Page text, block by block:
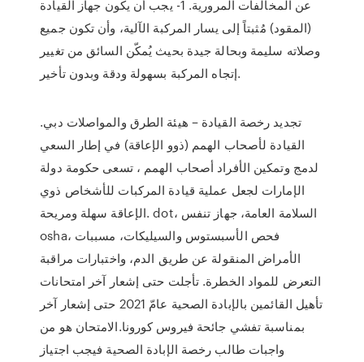
عن المخالفات المرورية. 1- يجب أن يكون جهاز القيادة
(المقود) مُثبتاً إلى يسار المركبة الآلية، وأن تكون جميع
وصلاته سليمة وبحالة جيدة بحيث يُمكّن السائق من تغيير
إتجاه المركبة بسهولة ودقة وبدون تأخير.
تجديد رخصة القيادة – هيئة الطرق والمواصلات دبي.
القيادة لأصحاب الهمم (ذوو الإعاقة) في إطار السعي
لدمج وتمكين الأفراد أصحاب الهمم ، تسعى حكومة دولة
الإمارات لجعل عملية قيادة المركبات للأشخاص ذوي
الإعاقة سهلة ومريحة. dot، السلامة العامة، جهاز تنفس
osha، فحص الأسبستوس والسيليكات، مسببات
الأمراض المنقولة عن طريق الدم، واختبارات مراقبة
التعرض للمواد الخطرة. تأجلت حتى إشعار آخر امتحانات
تأهيل القائمين بالإبادة الصحية عامّ 2021 حتى إشعار آخر
بمناسبة تفشي جائحة فيروس كورونا.الامتحان هو من
واجبات طالب رخصة الإبادة الصحية فيجب اجتياز